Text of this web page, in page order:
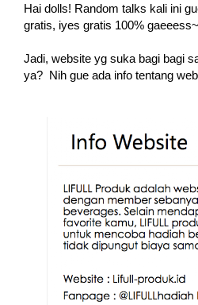
Hai dolls! Random talks kali ini
gratis, iyes gratis 100% gaeeess~
Jadi, website yg suka bagi bagi
ya? Nih gue ada info tentang